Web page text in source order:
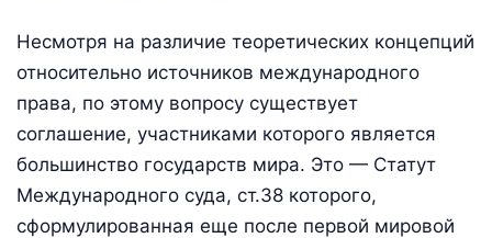
Несмотря на различие теоретических концепций
относительно источников международного
права, по этому вопросу существует
соглашение, участниками которого является
большинство государств мира. Это — Статут
Международного суда, ст.38 которого,
сформулированная еще после первой мировой